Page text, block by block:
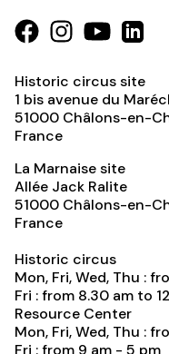
Historic circus site
1 bis avenue du
51000 Châlons-en-
France
La Marnaise site
Allée Jack Ralite
51000 Châlons-en-
France
Historic circus
Mon, Fri, Wed, Thu :
Fri : from 8.30 am to
Resource Center
Mon, Fri, Wed, Thu :
Fri : from 9 am - 5 pm